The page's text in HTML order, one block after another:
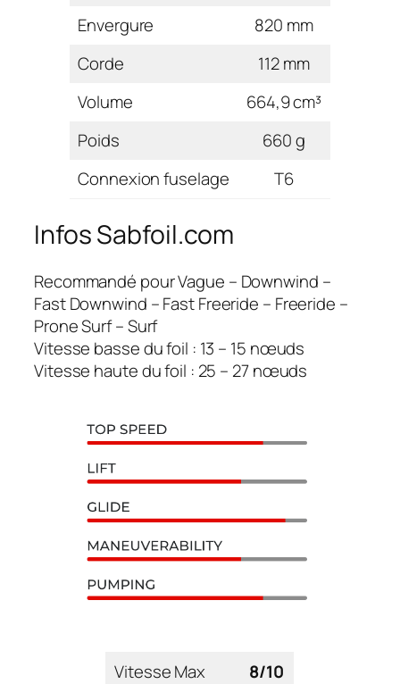
Envergure
820 mm
Corde
112 mm
Volume
664,9 cm³
Poids
660 g
Connexion fuselage
T6
Infos Sabfoil.com
Recommandé pour Vague – Downwind –
Fast Downwind – Fast Freeride – Freeride –
Prone Surf – Surf
Vitesse basse du foil : 13 – 15 nœuds
Vitesse haute du foil : 25 – 27 nœuds
Vitesse Max
8/10